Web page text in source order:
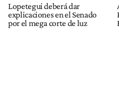
Lopetegui deberá dar
explicaciones en el Senado
por el mega corte de luz